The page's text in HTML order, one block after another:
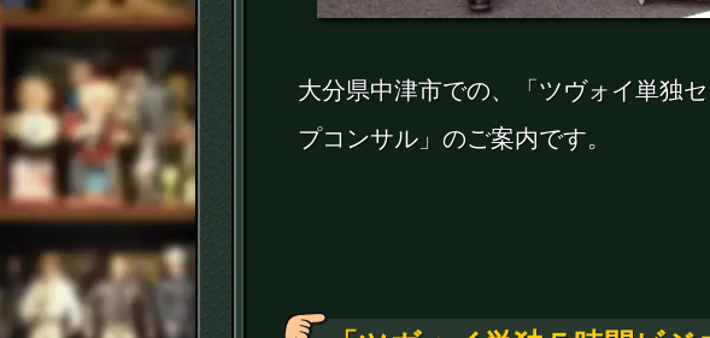
大分県中津市での、「ツヴォイ単独
プコンサル」のご案内です。